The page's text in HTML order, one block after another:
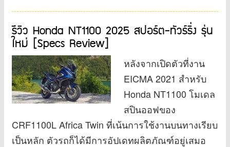
รีวิว Honda NT1100 2025 สปอร์ต-ทัวร์ริ่ง รุ่น
ใหม่ [Specs Review]
หลังจากเปิดตัวที่งาน
EICMA 2021 สำหรับ
Honda NT1100 โมเดล
สปินออฟของ
CRF1100L Africa Twin ที่เน้นการใช้งานบนทางเรียบ
เป็นหลัก ตัวรถก็ได้มีการอัปเดทผลิตภัณฑ์อยู่เสมอ